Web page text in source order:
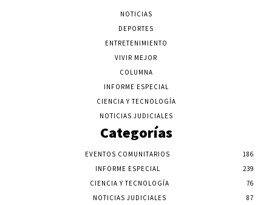
NOTICIAS
DEPORTES
ENTRETENIMIENTO
VIVIR MEJOR
COLUMNA
INFORME ESPECIAL
CIENCIA Y TECNOLOGÍA
NOTICIAS JUDICIALES
Categorías
EVENTOS COMUNITARIOS
186
INFORME ESPECIAL
239
CIENCIA Y TECNOLOGÍA
76
NOTICIAS JUDICIALES
87